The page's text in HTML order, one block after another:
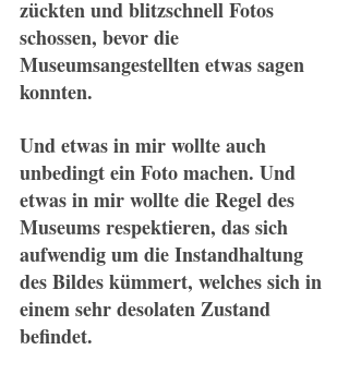
zückten und blitzschnell Fotos
schossen, bevor die
Museumsangestellten etwas sagen
konnten.
Und etwas in mir wollte auch
unbedingt ein Foto machen. Und
etwas in mir wollte die Regel des
Museums respektieren, das sich
aufwendig um die Instandhaltung
des Bildes kümmert, welches sich in
einem sehr desolaten Zustand
befindet.